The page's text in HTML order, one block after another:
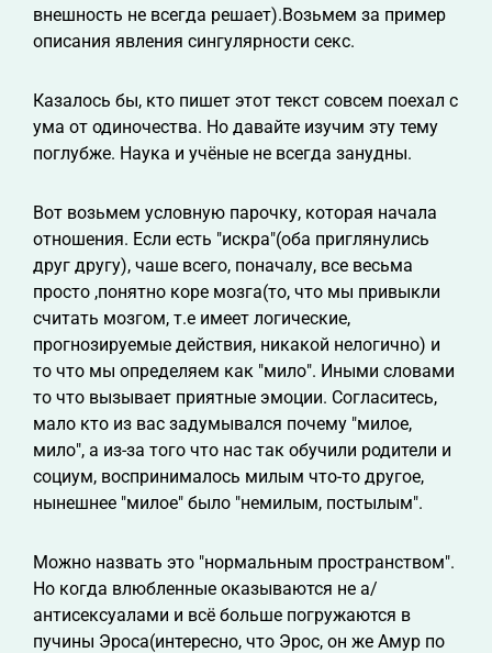
внешность не всегда решает).Возьмем за пример
описания явления сингулярности секс.
Казалось бы, кто пишет этот текст совсем поехал с
ума от одиночества. Но давайте изучим эту тему
поглубже. Наука и учёные не всегда занудны.
Вот возьмем условную парочку, которая начала
отношения. Если есть "искра"(оба приглянулись
друг другу), чаше всего, поначалу, все весьма
просто ,понятно коре мозга(то, что мы привыкли
считать мозгом, т.е имеет логические,
прогнозируемые действия, никакой нелогично) и
то что мы определяем как "мило". Иными словами
то что вызывает приятные эмоции. Согласитесь,
мало кто из вас задумывался почему "милое,
мило", а из-за того что нас так обучили родители и
социум, воспринималось милым что-то другое,
нынешнее "милое" было "немилым, постылым".
Можно назвать это "нормальным пространством".
Но когда влюбленные оказываются не а/
антисексуалами и всё больше погружаются в
пучины Эроса(интересно, что Эрос, он же Амур по